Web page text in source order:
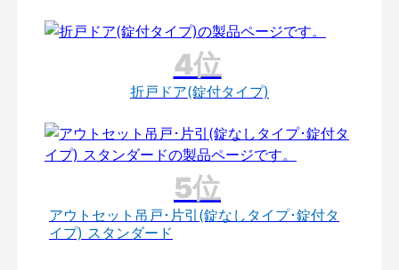
折戸ドア(錠付タイプ)
アウトセット吊戸･片引(錠なしタイプ･錠付タ
イプ) スタンダード